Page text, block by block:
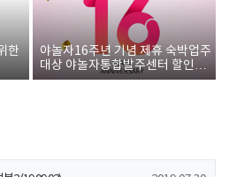
한
야놀자16주년 기념 제휴 숙박업주
대상 야놀자통합발주센터 할인쿠
폰 증정
(19.09.02)